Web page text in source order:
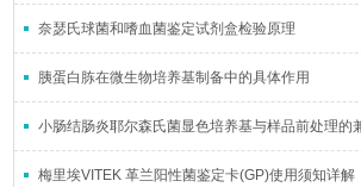
奈瑟氏球菌和嗜血菌鉴定试剂盒检验原理
胰蛋白胨在微生物培养基制备中的具体作用
小肠结肠炎耶尔森氏菌显色培养基与样品前处理的
梅里埃VITEK 革兰阳性菌鉴定卡(GP)使用须知详解